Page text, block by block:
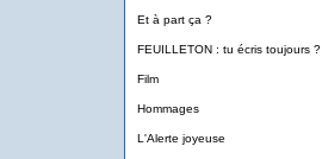
Et à part ça ?
FEUILLETON : tu écris toujours ?
Film
Hommages
L'Alerte joyeuse